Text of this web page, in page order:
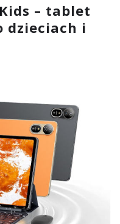
– tablet
dzieciach i